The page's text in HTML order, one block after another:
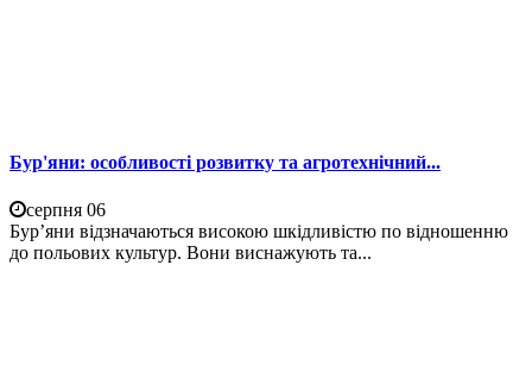
Бур'яни: особливості розвитку та агротехнічний...
серпня 06
Бур’яни відзначаються високою шкідливістю по відношенню
до польових культур. Вони виснажують та...